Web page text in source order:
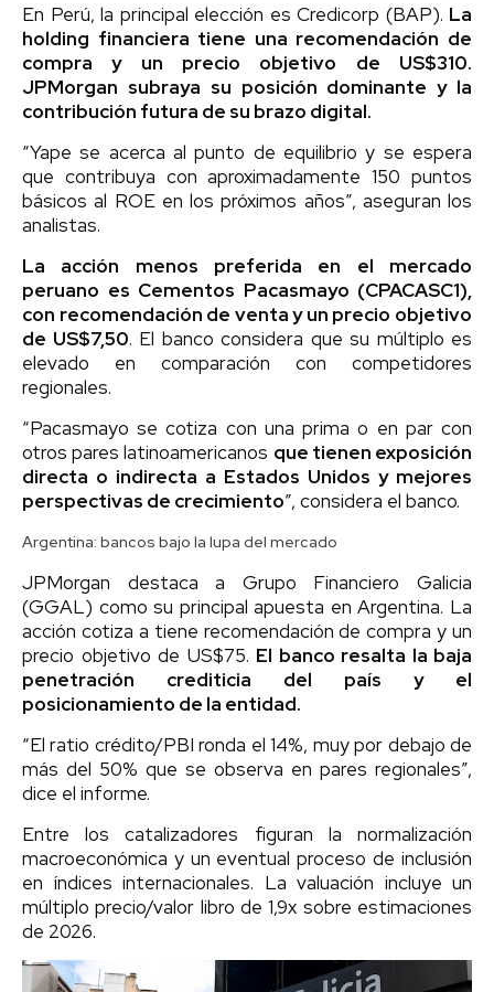
En Perú, la principal elección es Credicorp (BAP). La
holding financiera tiene una recomendación de
compra y un precio objetivo de US$310.
JPMorgan subraya su posición dominante y la
contribución futura de su brazo digital.
“Yape se acerca al punto de equilibrio y se espera
que contribuya con aproximadamente 150 puntos
básicos al ROE en los próximos años”, aseguran los
analistas.
La acción menos preferida en el mercado
peruano es Cementos Pacasmayo (CPACASC1),
con recomendación de venta y un precio objetivo
de US$7,50. El banco considera que su múltiplo es
elevado en comparación con competidores
regionales.
“Pacasmayo se cotiza con una prima o en par con
otros pares latinoamericanos que tienen exposición
directa o indirecta a Estados Unidos y mejores
perspectivas de crecimiento”, considera el banco.
Argentina: bancos bajo la lupa del mercado
JPMorgan destaca a Grupo Financiero Galicia
(GGAL) como su principal apuesta en Argentina. La
acción cotiza a tiene recomendación de compra y un
precio objetivo de US$75. El banco resalta la baja
penetración crediticia del país y el
posicionamiento de la entidad.
“El ratio crédito/PBI ronda el 14%, muy por debajo de
más del 50% que se observa en pares regionales”,
dice el informe.
Entre los catalizadores figuran la normalización
macroeconómica y un eventual proceso de inclusión
en índices internacionales. La valuación incluye un
múltiplo precio/valor libro de 1,9x sobre estimaciones
de 2026.